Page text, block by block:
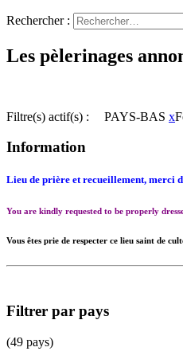
Rechercher :
Les pèlerinages
Filtre(s) actif(s) : PAYS-BAS x
Information
Lieu de prière et recueillement, merci
You are kindly requested to be properly
Vous êtes prie de respecter ce lieu saint de
Filtrer par pays
(49 pays)